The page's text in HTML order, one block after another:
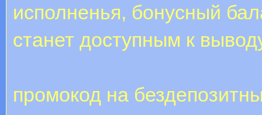
исполненья, бонусный
станет доступным к
промокод на